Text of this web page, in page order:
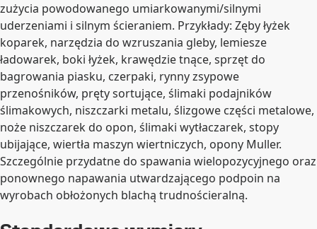
zużycia powodowanego umiarkowanymi/silnymi
uderzeniami i silnym ścieraniem. Przykłady: Zęby łyżek
koparek, narzędzia do wzruszania gleby, lemiesze
ładowarek, boki łyżek, krawędzie tnące, sprzęt do
bagrowania piasku, czerpaki, rynny zsypowe
przenośników, pręty sortujące, ślimaki podajników
ślimakowych, niszczarki metalu, ślizgowe części metalowe,
noże niszczarek do opon, ślimaki wytłaczarek, stopy
ubijające, wiertła maszyn wiertniczych, opony Muller.
Szczególnie przydatne do spawania wielopozycyjnego oraz
ponownego napawania utwardzającego podpoin na
wyrobach obłożonych blachą trudnościeralną.